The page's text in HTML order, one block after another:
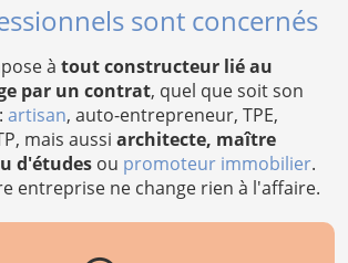
sont concernés
à tout constructeur lié au
par un contrat, quel que soit son
artisan, auto-entrepreneur, TPE,
mais aussi architecte, maître
d'études ou promoteur immobilier.
entreprise ne change rien à l'affaire.